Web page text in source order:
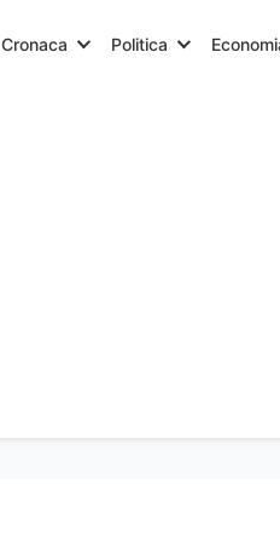
Cronaca Politica